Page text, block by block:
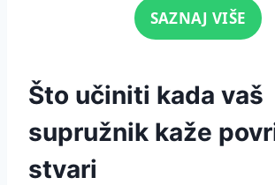
Click for soundSAZNAJ VIŠE
Što učiniti kada vaš
supružnik kaže
stvari